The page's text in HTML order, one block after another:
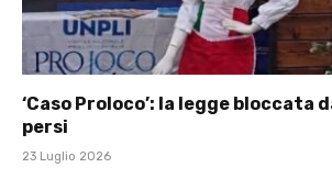
‘Caso Proloco’: la legge bloccata
persi
23 Luglio 2026